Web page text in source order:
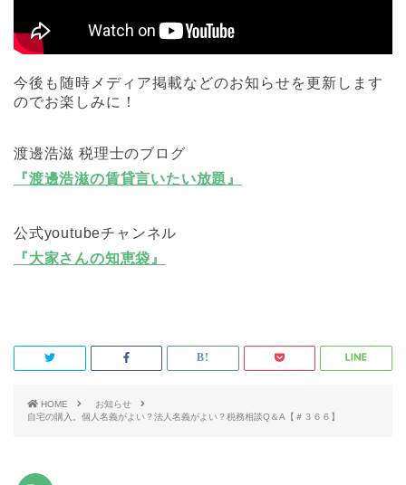
今後も随時メディア掲載などのお知らせを更新します
のでお楽しみに！
渡邊浩滋 税理士のブログ
『渡邊浩滋の賃貸言いたい放題』
公式youtubeチャンネル
『大家さんの知恵袋』
HOME
お知らせ
自宅の購入。個人名義がよい？法人名義がよい？税務相談Q＆A【＃３６６】